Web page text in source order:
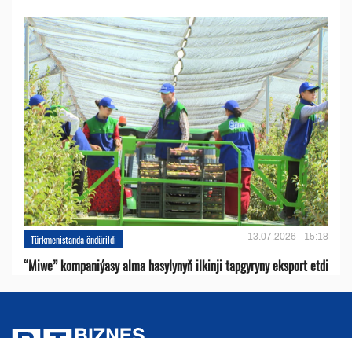
Türkmenistanda öndürildi 13.07.2026 - 15:18
“Miwe” kompaniýasy alma hasylynyň ilkinji tapgyryny eksport etdi